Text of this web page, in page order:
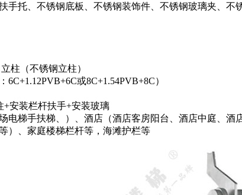
手托、不锈钢底板、不锈钢装饰件、不锈钢玻璃夹、不
柱（不锈钢立柱）
或8C+1.54PVB+8C）
安装栏杆扶手+安装玻璃
电梯手扶梯、）、酒店（酒店客房阳台、酒店中庭、
）、家庭楼梯栏杆等，海滩护栏等